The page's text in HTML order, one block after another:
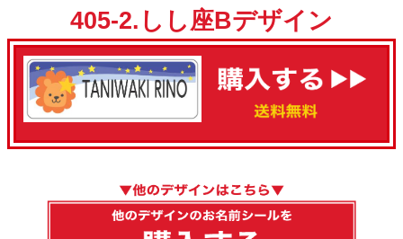
405-2.しし座Bデザイン